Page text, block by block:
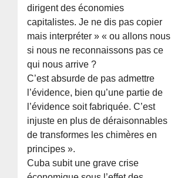
dirigent des économies
capitalistes. Je ne dis pas copier
mais interpréter » « ou allons nous
si nous ne reconnaissons pas ce
qui nous arrive ?
C’est absurde de pas admettre
l’évidence, bien qu’une partie de
l’évidence soit fabriquée. C’est
injuste en plus de déraisonnables
de transformes les chimères en
principes ».
Cuba subit une grave crise